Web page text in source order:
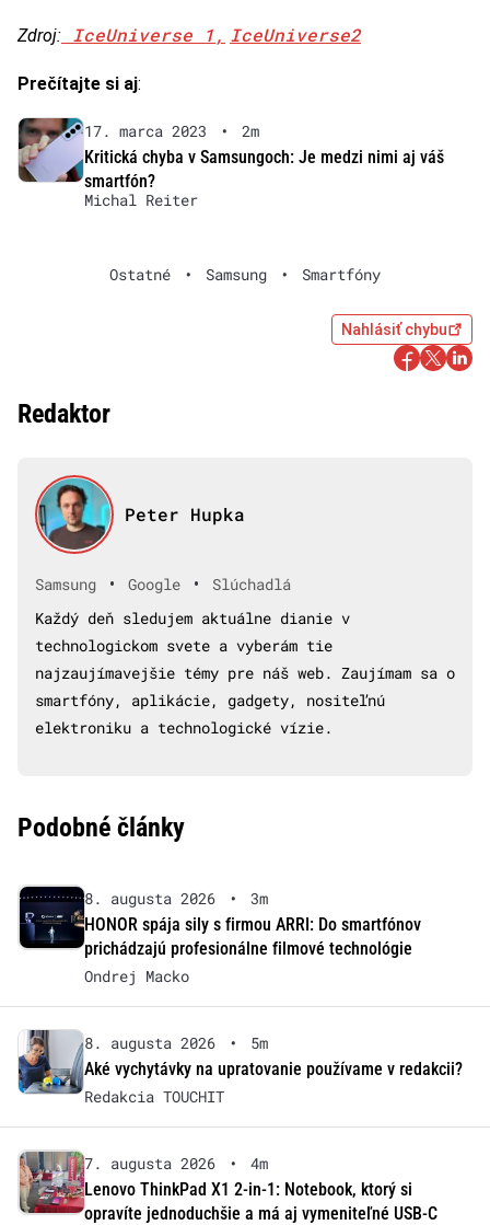
Zdroj: IceUniverse 1, IceUniverse2
Prečítajte si aj:
17. marca 2023 •
2m
Kritická chyba v Samsungoch: Je medzi nimi aj váš
smartfón?
Michal Reiter
Ostatné • Samsung • Smartfóny
Nahlásiť chybu
Redaktor
Peter Hupka
Samsung • Google •
Slúchadlá
Každý deň sledujem aktuálne dianie v
technologickom svete a vyberám tie
najzaujímavejšie témy pre náš web. Zaujímam sa o
smartfóny, aplikácie, gadgety, nositeľnú
elektroniku a technologické vízie.
Podobné články
8. augusta 2026 •
3m
HONOR spája sily s firmou ARRI: Do smartfónov
prichádzajú profesionálne filmové technológie
Ondrej Macko
8. augusta 2026 •
5m
Aké vychytávky na upratovanie používame v redakcii?
Redakcia TOUCHIT
7. augusta 2026 •
4m
Lenovo ThinkPad X1 2-in-1: Notebook, ktorý si
opravíte jednoduchšie a má aj vymeniteľné USB-C